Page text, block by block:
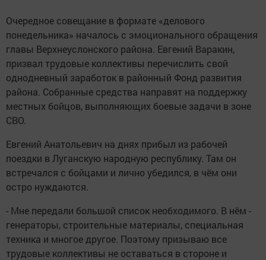
Очередное совещание в формате «делового
понедельника» началось с эмоционального обращения
главы Верхнеуслонского района. Евгений Варакин,
призвал трудовые коллективы перечислить свой
однодневный заработок в районный Фонд развития
района. Собранные средства направят на поддержку
местных бойцов, выполняющих боевые задачи в зоне
СВО.
Евгений Анатольевич на днях прибыл из рабочей
поездки в Луганскую народную республику. Там он
встречался с бойцами и лично убедился, в чём они
остро нуждаются.
- Мне передали большой список необходимого. В нём -
генераторы, строительные материалы, специальная
техника и многое другое. Поэтому призываю все
трудовые коллективы не оставаться в стороне и